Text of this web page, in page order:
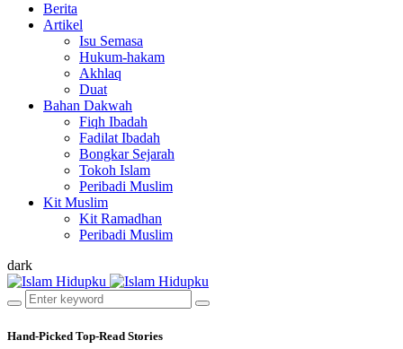
Berita
Artikel
Isu Semasa
Hukum-hakam
Akhlaq
Duat
Bahan Dakwah
Fiqh Ibadah
Fadilat Ibadah
Bongkar Sejarah
Tokoh Islam
Peribadi Muslim
Kit Muslim
Kit Ramadhan
Peribadi Muslim
dark
Hand-Picked Top-Read Stories